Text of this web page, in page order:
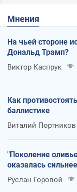
Мнения
На чьей стороне
Дональд Трамп?
Виктор Каспрук
Как
баллистике
Виталий Портников
"Поколение
оказалась
Руслан Горовой